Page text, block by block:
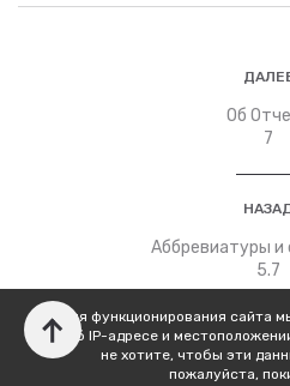
Для функционирования сайта
об IP-адресе и
не хотите, чтобы эти
пожалуйста,
Аббревиатуры и
5.7
Об
7